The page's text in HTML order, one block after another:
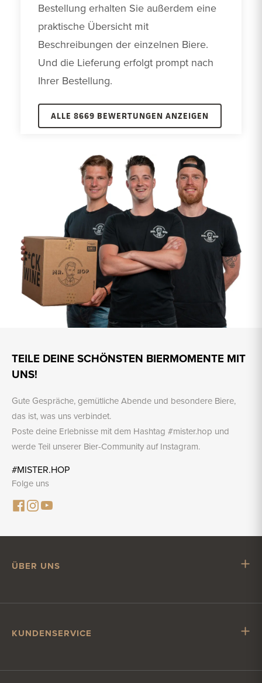
Bestellung erhalten Sie außerdem eine
praktische Übersicht mit
Beschreibungen der einzelnen Biere.
Und die Lieferung erfolgt prompt nach
Ihrer Bestellung.
ALLE 8669 BEWERTUNGEN ANZEIGEN
TEILE DEINE SCHÖNSTEN BIERMOMENTE MIT
UNS!
Gute Gespräche, gemütliche Abende und besondere Biere,
das ist, was uns verbindet.
Poste deine Erlebnisse mit dem Hashtag #mister.hop und
werde Teil unserer Bier-Community auf Instagram.
#MISTER.HOP
Folge uns
ÜBER UNS
Stellenangebote
KUNDENSERVICE